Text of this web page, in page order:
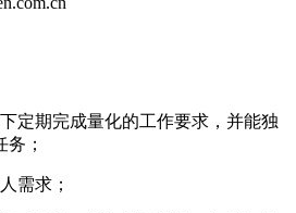
定期完成量化的工作要求，并能独
；
需求；